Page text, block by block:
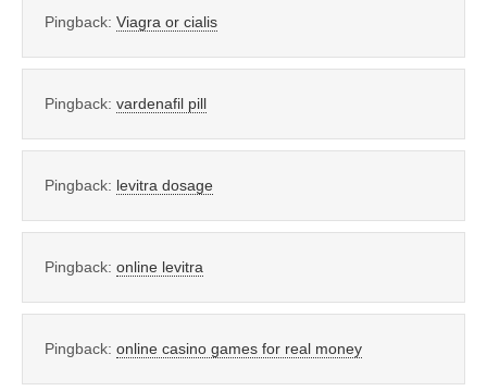
Pingback: Viagra or cialis
Pingback: vardenafil pill
Pingback: levitra dosage
Pingback: online levitra
Pingback: online casino games for real money